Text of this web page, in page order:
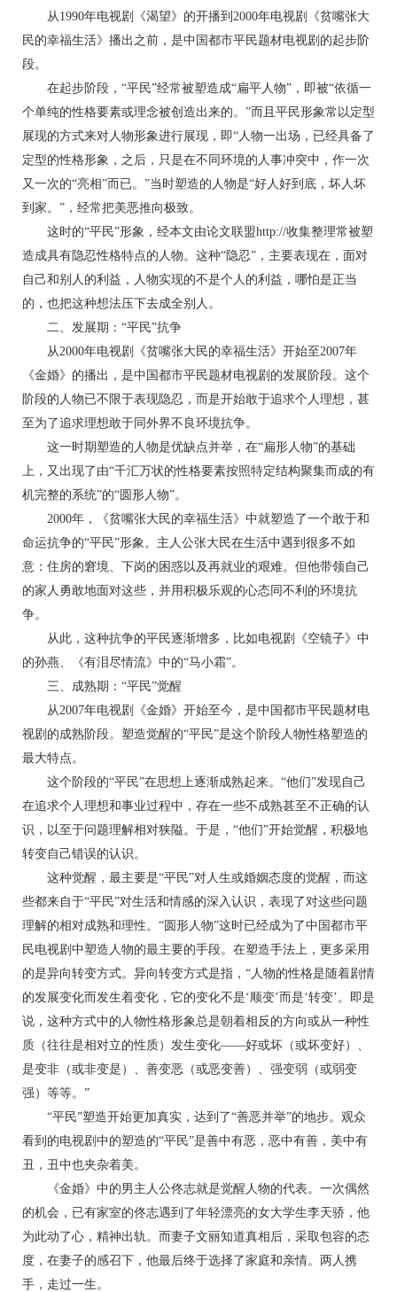
从1990年电视剧《渴望》的开播到2000年电视剧《贫嘴张大
民的幸福生活》播出之前，是中国都市平民题材电视剧的起步阶
段。
在起步阶段，“平民”经常被塑造成“扁平人物”，即被“依循一
个单纯的性格要素或理念被创造出来的。”而且平民形象常以定型
展现的方式来对人物形象进行展现，即“人物一出场，已经具备了
定型的性格形象，之后，只是在不同环境的人事冲突中，作一次
又一次的“亮相”而已。”当时塑造的人物是“好人好到底，坏人坏
到家。”，经常把美恶推向极致。
这时的“平民”形象，经本文由论文联盟http://收集整理常被塑
造成具有隐忍性格特点的人物。这种“隐忍”，主要表现在，面对
自己和别人的利益，人物实现的不是个人的利益，哪怕是正当
的，也把这种想法压下去成全别人。
二、发展期：“平民”抗争
从2000年电视剧《贫嘴张大民的幸福生活》开始至2007年
《金婚》的播出，是中国都市平民题材电视剧的发展阶段。这个
阶段的人物已不限于表现隐忍，而是开始敢于追求个人理想，甚
至为了追求理想敢于同外界不良环境抗争。
这一时期塑造的人物是优缺点并举，在“扁形人物”的基础
上，又出现了由“千汇万状的性格要素按照特定结构聚集而成的有
机完整的系统”的“圆形人物”。
2000年，《贫嘴张大民的幸福生活》中就塑造了一个敢于和
命运抗争的“平民”形象。主人公张大民在生活中遇到很多不如
意：住房的窘境、下岗的困惑以及再就业的艰难。但他带领自己
的家人勇敢地面对这些，并用积极乐观的心态同不利的环境抗
争。
从此，这种抗争的平民逐渐增多，比如电视剧《空镜子》中
的孙燕、《有泪尽情流》中的“马小霜”。
三、成熟期：“平民”觉醒
从2007年电视剧《金婚》开始至今，是中国都市平民题材电
视剧的成熟阶段。塑造觉醒的“平民”是这个阶段人物性格塑造的
最大特点。
这个阶段的“平民”在思想上逐渐成熟起来。“他们”发现自己
在追求个人理想和事业过程中，存在一些不成熟甚至不正确的认
识，以至于问题理解相对狭隘。于是，“他们”开始觉醒，积极地
转变自己错误的认识。
这种觉醒，最主要是“平民”对人生或婚姻态度的觉醒，而这
些都来自于“平民”对生活和情感的深入认识，表现了对这些问题
理解的相对成熟和理性。“圆形人物”这时已经成为了中国都市平
民电视剧中塑造人物的最主要的手段。在塑造手法上，更多采用
的是异向转变方式。异向转变方式是指，“人物的性格是随着剧情
的发展变化而发生着变化，它的变化不是‘顺变’而是‘转变’。即是
说，这种方式中的人物性格形象总是朝着相反的方向或从一种性
质（往往是相对立的性质）发生变化——好或坏（或坏变好）、
是变非（或非变是）、善变恶（或恶变善）、强变弱（或弱变
强）等等。”
“平民”塑造开始更加真实，达到了“善恶并举”的地步。观众
看到的电视剧中的塑造的“平民”是善中有恶，恶中有善，美中有
丑，丑中也夹杂着美。
《金婚》中的男主人公佟志就是觉醒人物的代表。一次偶然
的机会，已有家室的佟志遇到了年轻漂亮的女大学生李天骄，他
为此动了心，精神出轨。而妻子文丽知道真相后，采取包容的态
度，在妻子的感召下，他最后终于选择了家庭和亲情。两人携
手，走过一生。